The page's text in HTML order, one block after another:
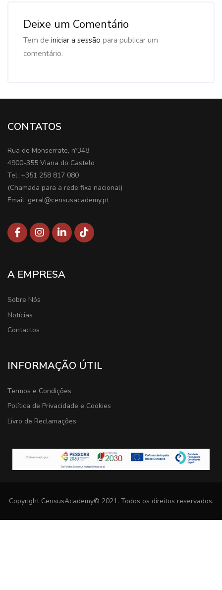
Deixe um Comentário
Tem de iniciar a sessão para publicar um
comentário.
CONTATOS
Rua de Monserrate, nº348
4900-355 Viana do Castelo
Tel: +351 258 817 080
(Chamada para a rede fixa nacional)
Email: geral@censusacademy.pt
A EMPRESA
Sobre Nós
Notícias
Contactos
INFORMAÇÃO ÚTIL
Termos e Condições
Política de Privacidade e Cookies
Livro de Reclamações
Copyright CensusAcademy© 2021. Todos os direitos reservados.